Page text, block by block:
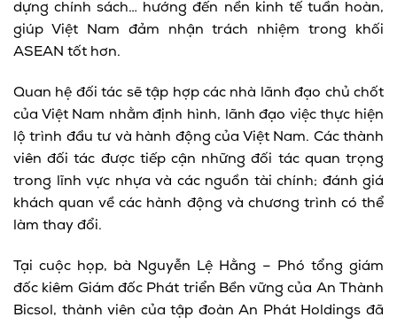
dựng chính sách… hướng đến nền kinh tế tuần hoàn,
giúp Việt Nam đảm nhận trách nhiệm trong khối
ASEAN tốt hơn.
Quan hệ đối tác sẽ tập hợp các nhà lãnh đạo chủ chốt
của Việt Nam nhằm định hình, lãnh đạo việc thực hiện
lộ trình đầu tư và hành động của Việt Nam. Các thành
viên đối tác được tiếp cận những đối tác quan trọng
trong lĩnh vực nhựa và các nguồn tài chính; đánh giá
khách quan về các hành động và chương trình có thể
làm thay đổi.
Tại cuộc họp, bà Nguyễn Lệ Hằng – Phó tổng giám
đốc kiêm Giám đốc Phát triển Bền vững của An Thành
Bicsol, thành viên của tập đoàn An Phát Holdings đã